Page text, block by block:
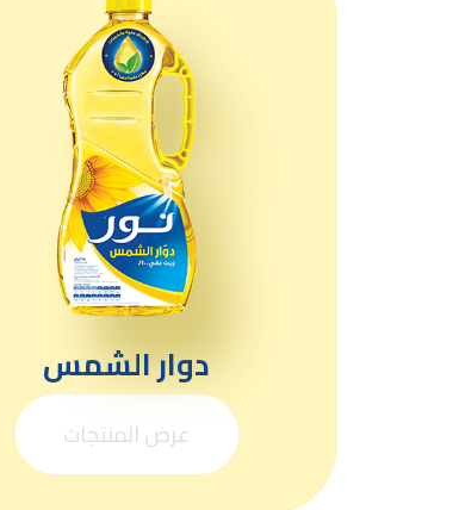
دوار الشمس
عرض المنتجات